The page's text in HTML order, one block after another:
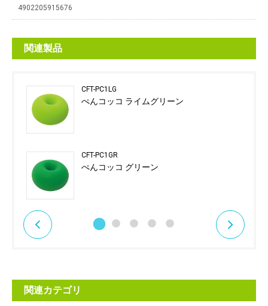
4902205915676
関連製品
CFT-PC1LG
ぺんコッコ ライムグリーン
CFT-PC1GR
ぺんコッコ グリーン
関連カテゴリ